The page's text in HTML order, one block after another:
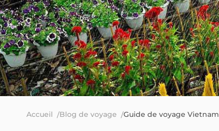
Accueil Blog de voyage Guide de voyage Vietnam